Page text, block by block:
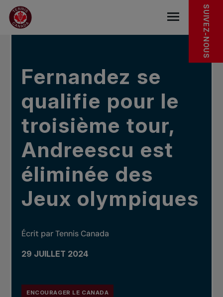
Sauter au menu principal
Sauter au contenu principal
Sauter au pied de page
DANS LES NOUVELLES SUIVEZ-NOUS
Fernandez se
qualifie pour le
troisième tour,
Andreescu est
éliminée des
Jeux olympiques
Écrit par Tennis Canada
29 JUILLET 2024
ENCOURAGER LE CANADA